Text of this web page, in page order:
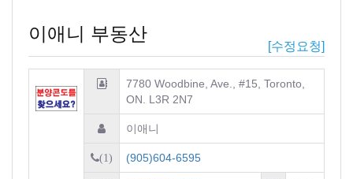
이애니 부동산
[수정요청]
7780 Woodbine, Ave., #15, Toronto,
ON. L3R 2N7
이애니
(1) (905)604-6595